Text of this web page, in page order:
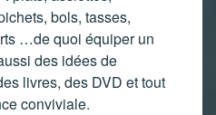
bols, tasses,
…de quoi équiper un
des idées de
livres, des DVD et tout
conviviale.